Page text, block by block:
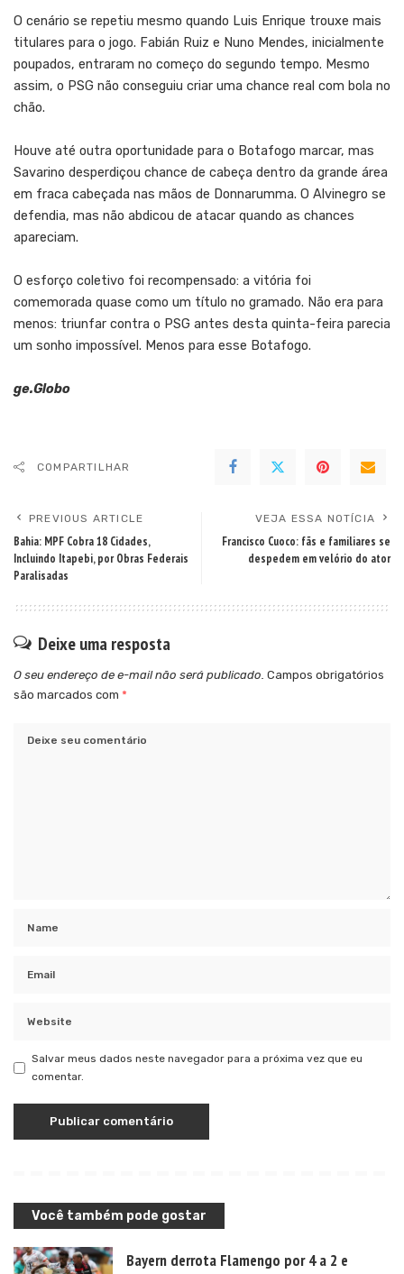
O cenário se repetiu mesmo quando Luis Enrique trouxe mais
titulares para o jogo. Fabián Ruiz e Nuno Mendes, inicialmente
poupados, entraram no começo do segundo tempo. Mesmo
assim, o PSG não conseguiu criar uma chance real com bola no
chão.
Houve até outra oportunidade para o Botafogo marcar, mas
Savarino desperdiçou chance de cabeça dentro da grande área
em fraca cabeçada nas mãos de Donnarumma. O Alvinegro se
defendia, mas não abdicou de atacar quando as chances
apareciam.
O esforço coletivo foi recompensado: a vitória foi
comemorada quase como um título no gramado. Não era para
menos: triunfar contra o PSG antes desta quinta-feira parecia
um sonho impossível. Menos para esse Botafogo.
ge.Globo
COMPARTILHAR
PREVIOUS ARTICLE
Bahia: MPF Cobra 18 Cidades,
Incluindo Itapebi, por Obras Federais
Paralisadas
VEJA ESSA NOTÍCIA
Francisco Cuoco: fãs e familiares se
despedem em velório do ator
Deixe uma resposta
O seu endereço de e-mail não será publicado. Campos obrigatórios
são marcados com *
Salvar meus dados neste navegador para a próxima vez que eu
comentar.
Você também pode gostar
Bayern derrota Flamengo por 4 a 2 e